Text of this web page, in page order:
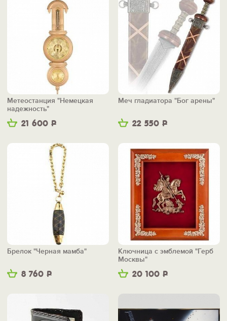
21 600 Р
Метеостанция "Немецкая
надежность"
22 550 Р
Меч гладиатора "Бог арены"
8 760 Р
Брелок "Черная мамба"
20 100 Р
Ключница с эмблемой "Герб
Москвы"